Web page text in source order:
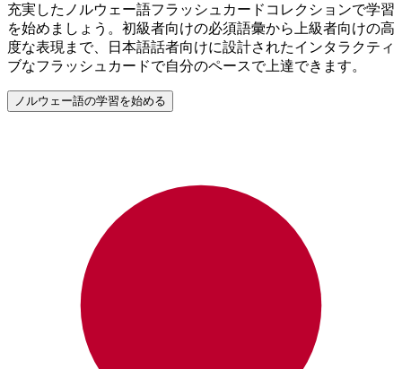
充実したノルウェー語フラッシュカードコレクションで学習
を始めましょう。初級者向けの必須語彙から上級者向けの高
度な表現まで、日本語話者向けに設計されたインタラクティ
ブなフラッシュカードで自分のペースで上達できます。
ノルウェー語の学習を始める